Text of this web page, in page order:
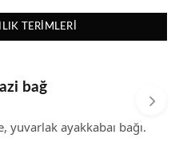
TERIMLERI
bağ
yuvarlak ayakkabaı bağı.